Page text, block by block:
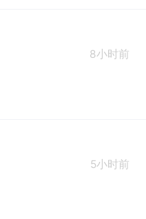
8小时前
5小时前